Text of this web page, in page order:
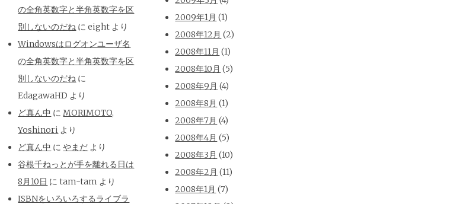
の全角英数字と半角英数字を区
別しないのだね にeight より
Windowsはログオンユーザ名
の全角英数字と半角英数字を区
別しないのだね に
EdagawaHD より
ど真ん中 にMORIMOTO,
Yoshinori より
ど真ん中 にやまだ より
谷根千ねっとが手を離れる日は
8月10日 にtam-tam より
ISBNをいろいろするライブラ
2009年1月 (1)
2008年12月 (2)
2008年11月 (1)
2008年10月 (5)
2008年9月 (4)
2008年8月 (1)
2008年7月 (4)
2008年4月 (5)
2008年3月 (10)
2008年2月 (11)
2008年1月 (7)